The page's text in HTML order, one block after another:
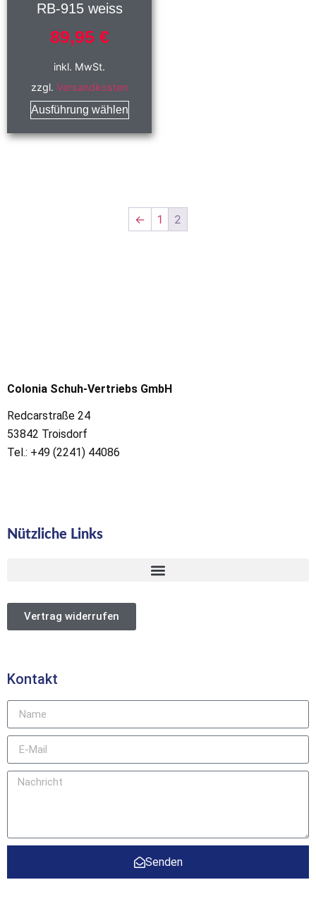
RB-915 weiss
89,95 €
inkl. MwSt.
zzgl.Versandkosten
Ausführung wählen
← 1 2
Colonia Schuh-Vertriebs GmbH
Redcarstraße 24
53842 Troisdorf
Tel.: +49 (2241) 44086
Nützliche Links
Vertrag widerrufen
Kontakt
Senden